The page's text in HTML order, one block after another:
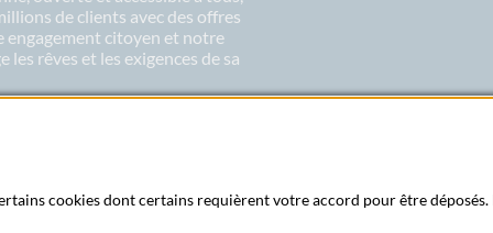
de clients avec des offres
engagement citoyen et notre
rêves et les exigences de sa
cookies dont certains requièrent votre accord pour être déposés.